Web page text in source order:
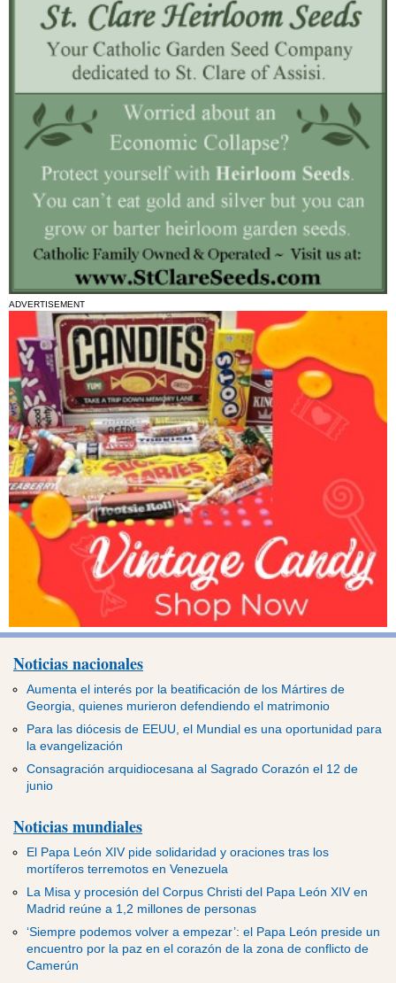
ADVERTISEMENT
Noticias nacionales
Aumenta el interés por la beatificación de los Mártires de
Georgia, quienes murieron defendiendo el matrimonio
Para las diócesis de EEUU, el Mundial es una oportunidad para
la evangelización
Consagración arquidiocesana al Sagrado Corazón el 12 de
junio
Noticias mundiales
El Papa León XIV pide solidaridad y oraciones tras los
mortíferos terremotos en Venezuela
La Misa y procesión del Corpus Christi del Papa León XIV en
Madrid reúne a 1,2 millones de personas
‘Siempre podemos volver a empezar’: el Papa León preside un
encuentro por la paz en el corazón de la zona de conflicto de
Camerún